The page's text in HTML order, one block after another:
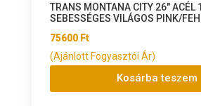
TRANS MONTANA CITY 26″ ACÉL 1
SEBESSÉGES VILÁGOS PINK/
75600 Ft
(Ajánlott Fogyasztói Ár)
Kosárba teszem